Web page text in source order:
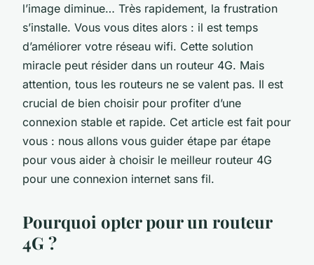
l’image diminue… Très rapidement, la frustration
s’installe. Vous vous dites alors : il est temps
d’améliorer votre réseau wifi. Cette solution
miracle peut résider dans un routeur 4G. Mais
attention, tous les routeurs ne se valent pas. Il est
crucial de bien choisir pour profiter d’une
connexion stable et rapide. Cet article est fait pour
vous : nous allons vous guider étape par étape
pour vous aider à choisir le meilleur routeur 4G
pour une connexion internet sans fil.
Pourquoi opter pour un routeur
4G ?